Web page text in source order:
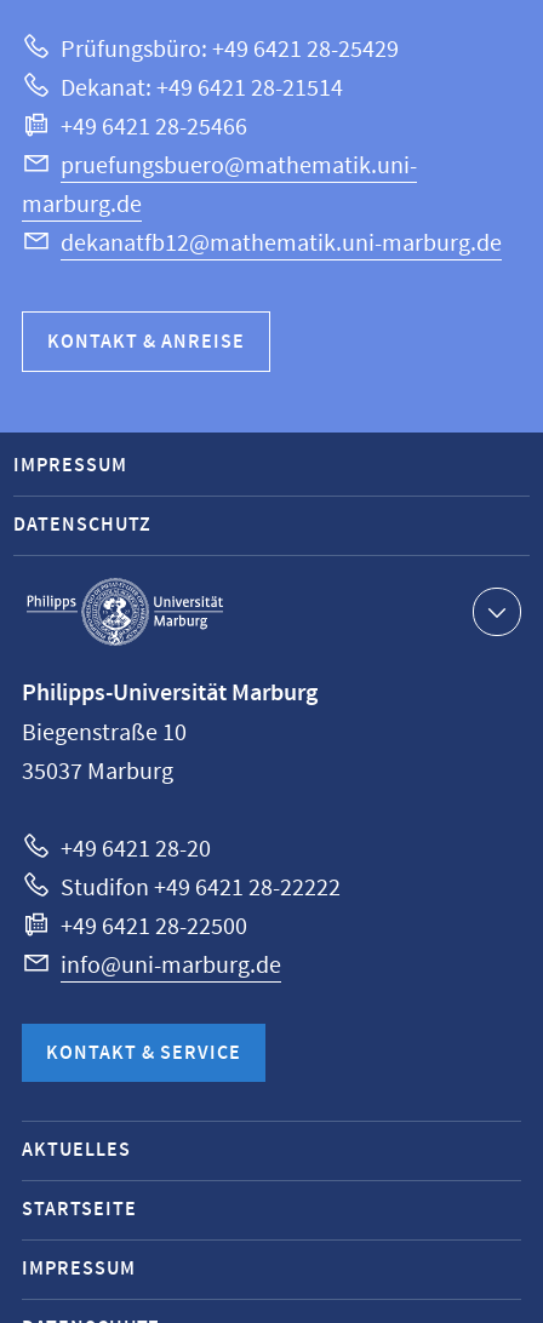
Website
und
Informatik
Prüfungsbüro: +49 6421 28-25429
Dekanat: +49 6421 28-21514
+49 6421 28-25466
pruefungsbuero@mathematik.uni-
marburg.de
dekanatfb12@mathematik.uni-marburg.de
KONTAKT & ANREISE
Service-
Navigation
IMPRESSUM
DATENSCHUTZ
Philipps-
Universität
Marburg
Philipps-Universität Marburg
Biegenstraße 10
35037 Marburg
+49 6421 28-20
Studifon +49 6421 28-22222
+49 6421 28-22500
info@uni-marburg.de
KONTAKT & SERVICE
Mobile-
Service-
Navigation
und
Social
AKTUELLES
STARTSEITE
IMPRESSUM